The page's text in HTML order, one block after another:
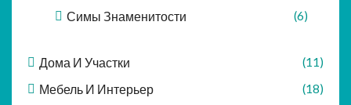
Симы Знаменитости (6)
Дома И Участки (11)
Мебель И Интерьер (18)